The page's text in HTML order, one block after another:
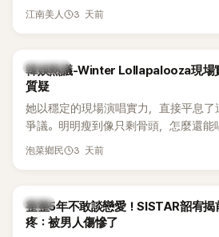
作品，躍升為韓劇新一代女神代表，不
細身材下的超狂背肌與肩膀線條，反差
傻直呼：「原來她身材這麼猛！」
江南美人 3 天前
熱議討論
韓娛熱議-Winter Lollapalooza現場實
質疑
她以穩定的現場演唱實力，直接平息了
爭議。明明瘦到像只剩骨頭，怎麼還能
和音量？
泡菜鄉民 3 天前
韓星
整整5年不敢談戀愛！SISTAR韶宥
疼：被男人傷慘了